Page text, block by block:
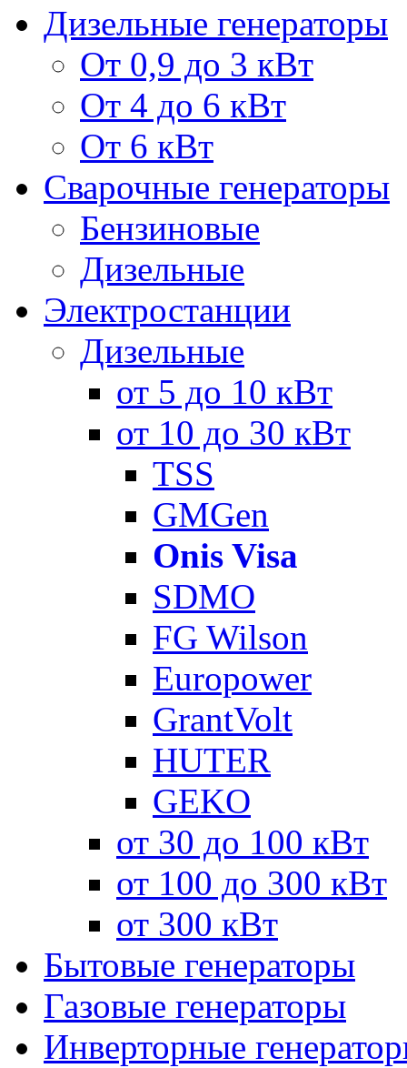
Дизельные генераторы
От 0,9 до 3 кВт
От 4 до 6 кВт
От 6 кВт
Сварочные генераторы
Бензиновые
Дизельные
Электростанции
Дизельные
от 5 до 10 кВт
от 10 до 30 кВт
TSS
GMGen
Onis Visa
SDMO
FG Wilson
Europower
GrantVolt
HUTER
GEKO
от 30 до 100 кВт
от 100 до 300 кВт
от 300 кВт
Бытовые генераторы
Газовые генераторы
Инверторные